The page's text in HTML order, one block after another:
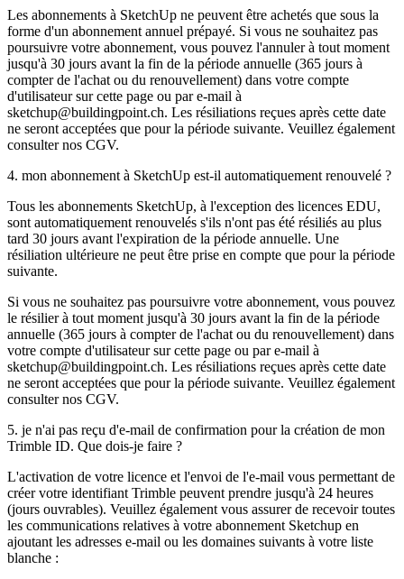
Les abonnements à SketchUp ne peuvent être achetés que sous la
forme d'un abonnement annuel prépayé. Si vous ne souhaitez pas
poursuivre votre abonnement, vous pouvez l'annuler à tout moment
jusqu'à 30 jours avant la fin de la période annuelle (365 jours à
compter de l'achat ou du renouvellement) dans votre compte
d'utilisateur sur cette page ou par e-mail à
sketchup@buildingpoint.ch. Les résiliations reçues après cette date
ne seront acceptées que pour la période suivante. Veuillez également
consulter nos CGV.
4. mon abonnement à SketchUp est-il automatiquement renouvelé ?
Tous les abonnements SketchUp, à l'exception des licences EDU,
sont automatiquement renouvelés s'ils n'ont pas été résiliés au plus
tard 30 jours avant l'expiration de la période annuelle. Une
résiliation ultérieure ne peut être prise en compte que pour la période
suivante.
Si vous ne souhaitez pas poursuivre votre abonnement, vous pouvez
le résilier à tout moment jusqu'à 30 jours avant la fin de la période
annuelle (365 jours à compter de l'achat ou du renouvellement) dans
votre compte d'utilisateur sur cette page ou par e-mail à
sketchup@buildingpoint.ch. Les résiliations reçues après cette date
ne seront acceptées que pour la période suivante. Veuillez également
consulter nos CGV.
5. je n'ai pas reçu d'e-mail de confirmation pour la création de mon
Trimble ID. Que dois-je faire ?
L'activation de votre licence et l'envoi de l'e-mail vous permettant de
créer votre identifiant Trimble peuvent prendre jusqu'à 24 heures
(jours ouvrables). Veuillez également vous assurer de recevoir toutes
les communications relatives à votre abonnement Sketchup en
ajoutant les adresses e-mail ou les domaines suivants à votre liste
blanche :